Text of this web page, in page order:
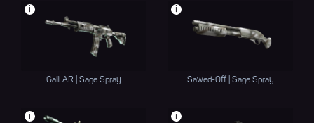
i
Galil AR | Sage Spray
i
Sawed-Off | Sage Spray
i i